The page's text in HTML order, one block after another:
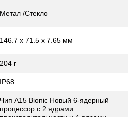
Метал /Стекло
146.7 x 71.5 x 7.65 мм
204 г
IP68
Чип A15 Bionic Новый 6‑ядерный
процессор с 2 ядрами